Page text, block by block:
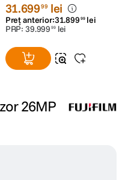
31.69999 lei
Preț anterior:31.899 99 lei
PRP: 39.999 99 lei
26MP